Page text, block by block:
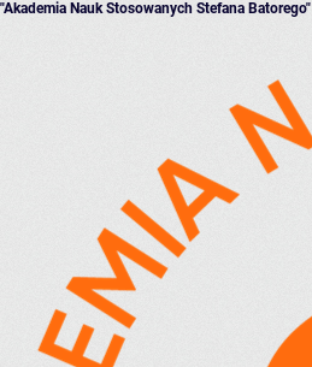
"Akademia Nauk Stosowanych Stefana Batorego"